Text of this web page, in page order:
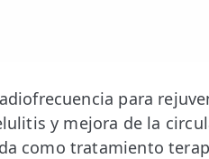
para
y mejora de la
como tratamiento